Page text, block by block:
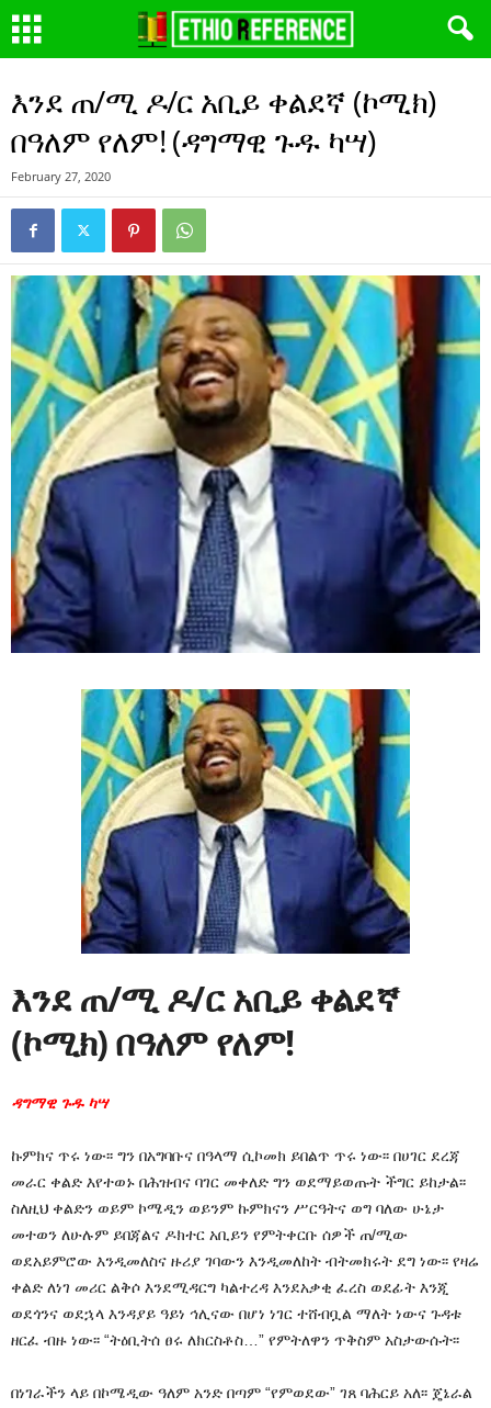
እንደ ጠ/ሚ ዶ/ር አቢይ ቀልደኛ (ኮሚክ)
በዓለም የለም! (ዳግማዊ ጉዱ ካሣ)
February 27, 2020
እንደ ጠ/ሚ ዶ/ር አቢይ ቀልደኛ
(ኮሚክ) በዓለም የለም!
ዳግማዊ ጉዱ ካሣ
ኩምክና ጥሩ ነው፡፡ ግን በአግባቡና በዓላማ ሲኮመክ ይበልጥ ጥሩ ነው፡፡ በሀገር ደረጃ
መራር ቀልድ እየተወኑ በሕዝብና ባገር መቀለድ ግን ወደማይወጡት ችግር ይከታል፡፡
ስለዚህ ቀልድን ወይም ኮሜዲን ወይንም ኩምክናን ሥርዓትና ወግ ባለው ሁኔታ
መተወን ለሁሉም ይበጃልና ዶክተር አቢይን የምትቀርቡ ሰዎች ጠ/ሚው
ወደአይምሮው እንዲመለስና ዙሪያ ገባውን እንዲመለከት ብትመክሩት ደግ ነው፡፡ የዛሬ
ቀልድ ለነገ መሪር ልቅሶ እንደሚዳርግ ካልተረዳ እንደአቃቂ ፈረስ ወደፊት እንጂ
ወደጎንና ወደኋላ እንዳያይ ዓይነ ኅሊናው በሆነ ነገር ተሸብቧል ማለት ነውና ጉዳቱ
ዘርፈ ብዙ ነው፡፡ “ትዕቢትሰ ፀሩ ለክርስቶስ…” የምትለዋን ጥቅስም አስታውሱት፡፡
በነገራችን ላይ በኮሜዲው ዓለም አንድ በጣም “የምወደው” ገጸ ባሕርይ አለ፡፡ ጄኔራል